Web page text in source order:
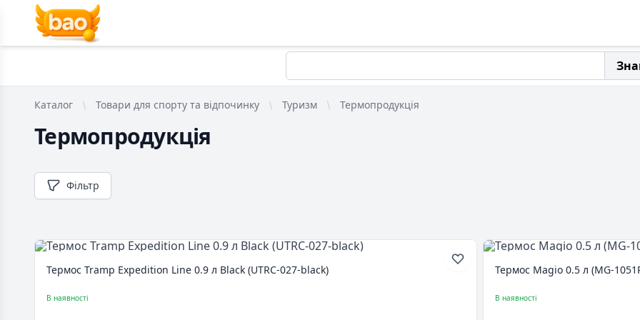
Каталог Товари для спорту та відпочинку Туризм Термопродукція
Термопродукція
Фільтр
Термос Tramp Expedition Line 0.9 л Black (UTRC-027-black)
В наявності
Термос Magio 0.5 л (MG-
В наявності